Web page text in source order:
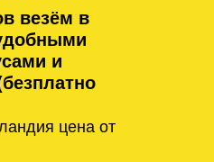
везём в
и
цена от